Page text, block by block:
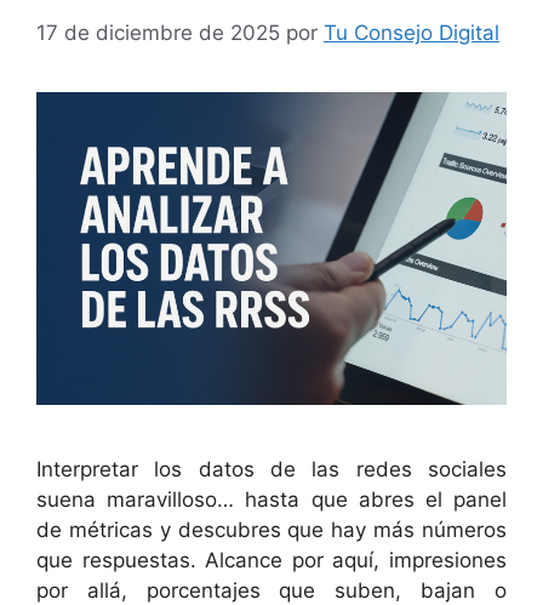
17 de diciembre de 2025 por Tu Consejo Digital
Interpretar los datos de las redes sociales
suena maravilloso… hasta que abres el panel
de métricas y descubres que hay más números
que respuestas. Alcance por aquí, impresiones
por allá, porcentajes que suben, bajan o